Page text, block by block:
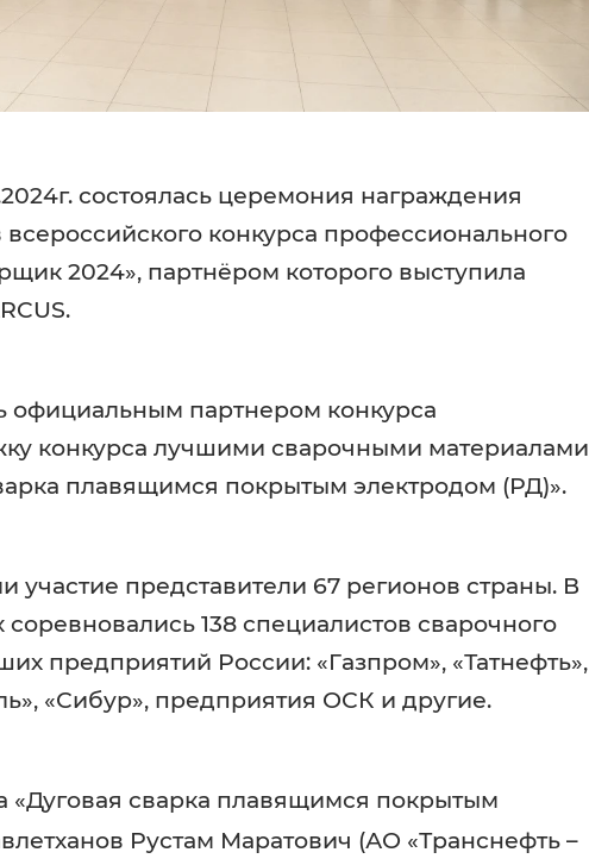
состоялась церемония награждения
конкурса профессионального
2024», партнёром которого выступила
официальным партнером конкурса
конкурса лучшими сварочными материалами
плавящимся покрытым электродом (РД)».
участие представители 67 регионов страны. В
138 специалистов сварочного
предприятий России: «Газпром», «Татнефть»,
«Сибур», предприятия ОСК и другие.
«Дуговая сварка плавящимся покрытым
Рустам Маратович (АО «Транснефть –